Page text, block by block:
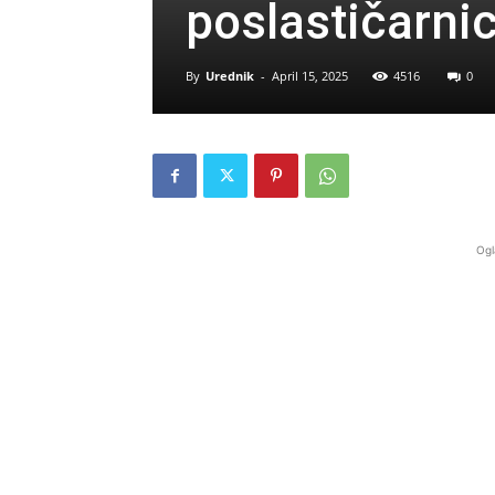
By Urednik - April 15, 2025 4516 0